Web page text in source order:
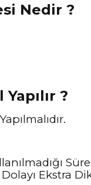
Nedir ?
Yapılır ?
Ekstra